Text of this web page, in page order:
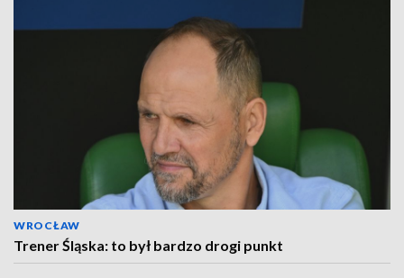
WROCŁAW
Trener Śląska: to był bardzo drogi punkt